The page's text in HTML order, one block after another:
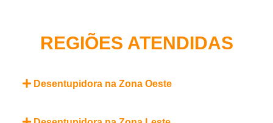
REGIÕES ATENDIDAS
Desentupidora na Zona Oeste